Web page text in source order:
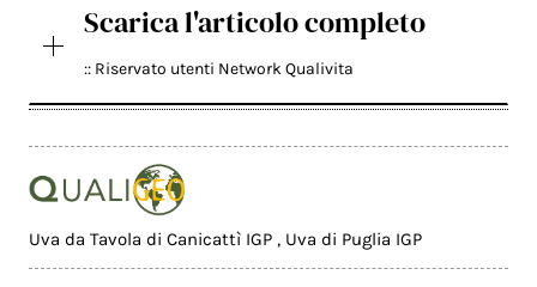
Scarica l'articolo completo
:: Riservato utenti Network Qualivita
Uva da Tavola di Canicattì IGP , Uva di Puglia IGP